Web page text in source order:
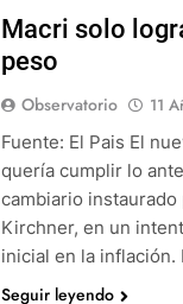
Macri solo
peso
Observatorio 11
Fuente: El Pais El
quería cumplir lo
cambiario
Kirchner, en un
inicial en la
Seguir leyendo